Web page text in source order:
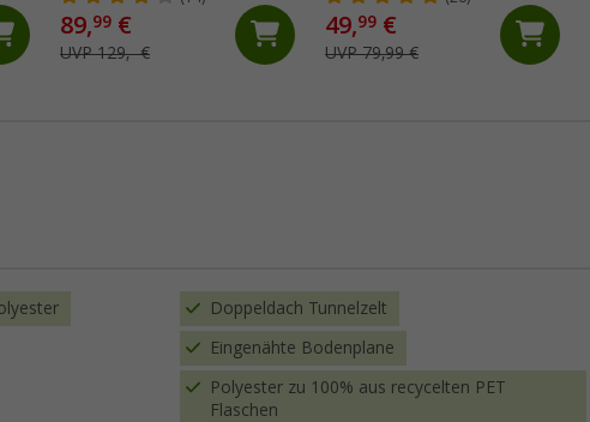
89,99 €
UVP 129,- €
49,99 €
UVP 79,99 €
Doppeldach Tunnelzelt
Eingenähte Bodenplane
Polyester zu 100% aus recycelten PET
Flaschen